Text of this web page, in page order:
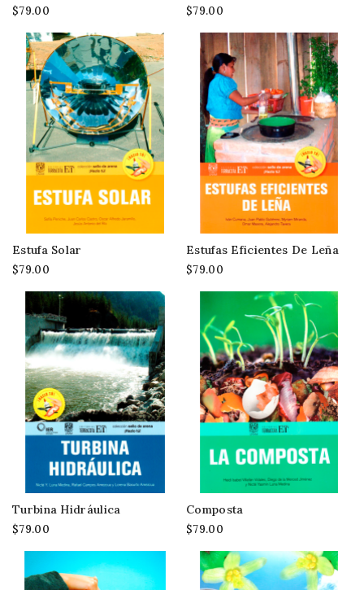
$79.00 $79.00
Estufa Solar
$79.00
Estufas Eficientes De Leña
$79.00
Turbina Hidráulica
$79.00
Composta
$79.00